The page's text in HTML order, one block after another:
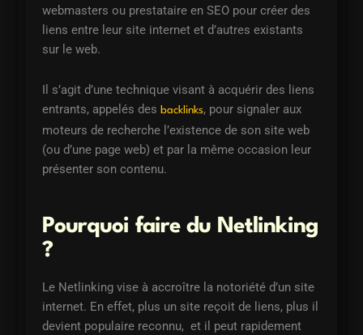
webmasters ou prestataire en SEO pour créer des
liens entre leur site internet et d’autres existants
sur le web.
Il s’agit d’une technique visant à acquérir des liens
entrants, appelés desbacklinks, pour signaler aux
moteurs de recherche l’existence de son site web
(ou d’une page web) et par la même occasion leur
présenter son contenu.
Pourquoi faire du Netlinking
?
Le Netlinking vise à accroître la notoriété d’un site
internet. En effet, plus un site reçoit de liens, plus il
devient populaire reconnu, et il peut rapidement